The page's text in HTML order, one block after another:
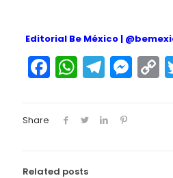
Editorial Be México |
Facebook
Share
Related posts